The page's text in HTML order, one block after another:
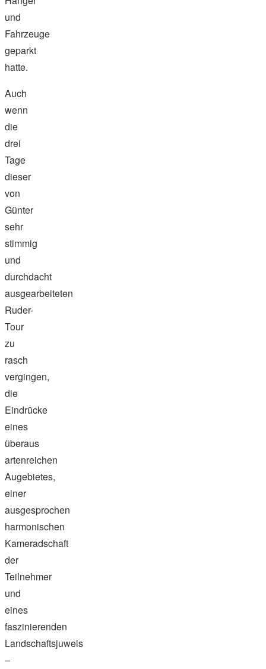
und
Fahrzeuge
geparkt
hatte.
Auch
wenn
die
drei
Tage
dieser
von
Günter
sehr
stimmig
und
durchdacht
ausgearbeiteten
Ruder-
Tour
zu
rasch
vergingen,
die
Eindrücke
eines
überaus
artenreichen
Augebietes,
einer
ausgesprochen
harmonischen
Kameradschaft
der
Teilnehmer
und
eines
faszinierenden
Landschaftsjuwels
–